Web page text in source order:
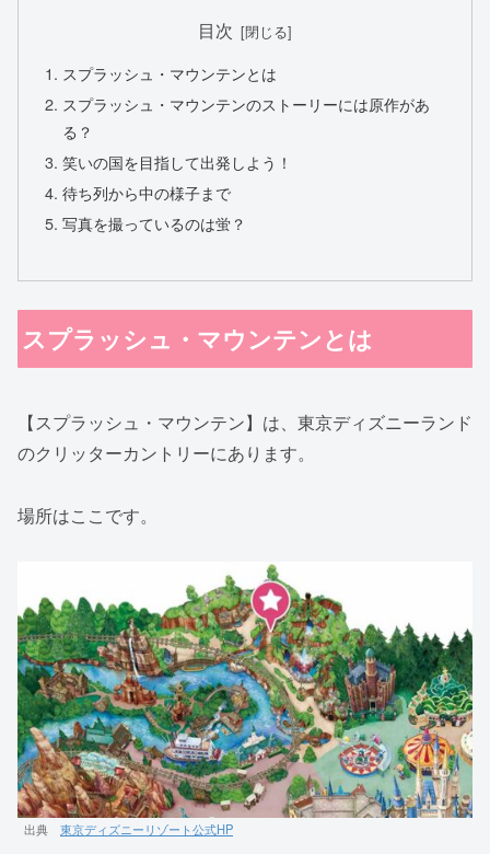
目次
スプラッシュ・マウンテンとは
スプラッシュ・マウンテンのストーリーには原作があ
る？
笑いの国を目指して出発しよう！
待ち列から中の様子まで
写真を撮っているのは蛍？
スプラッシュ・マウンテンとは
【スプラッシュ・マウンテン】は、東京ディズニーランド
のクリッターカントリーにあります。
場所はここです。
出典 東京ディズニーリゾート公式HP